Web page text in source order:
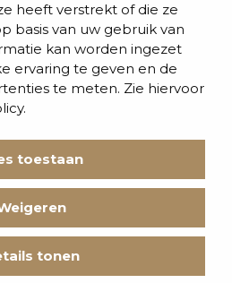
heeft verstrekt of die ze
basis van uw gebruik van
kan worden ingezet
ervaring te geven en de
te meten. Zie hiervoor
toestaan
tonen